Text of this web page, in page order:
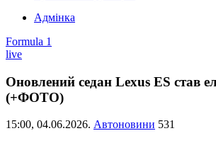
Адмінка
Formula 1
live
Оновлений седан Lexus ES став
(+ФОТО)
15:00, 04.06.2026. Автоновини 531